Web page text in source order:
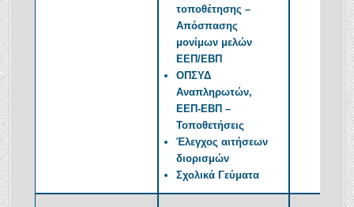
τοποθέτησης –
Απόσπασης
μονίμων μελών
ΕΕΠ/ΕΒΠ
ΟΠΣΥΔ
Αναπληρωτών,
ΕΕΠ-ΕΒΠ –
Τοποθετήσεις
Έλεγχος αιτήσεων
διορισμών
Σχολικά Γεύματα